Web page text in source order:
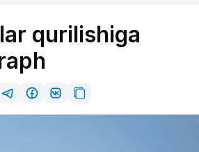
qurilishiga